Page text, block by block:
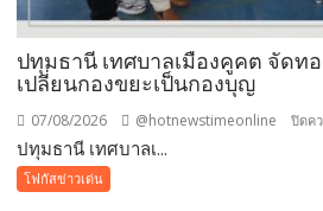
ปทุมธานี เทศบาลเมืองคูคต จัดท
เปลี่ยนกองขยะเป็นกองบุญ
07/08/2026 @hotnewstimeonline ปิดค
ปทุมธานี เทศบาลเ...
โฟกัสข่าวเด่น